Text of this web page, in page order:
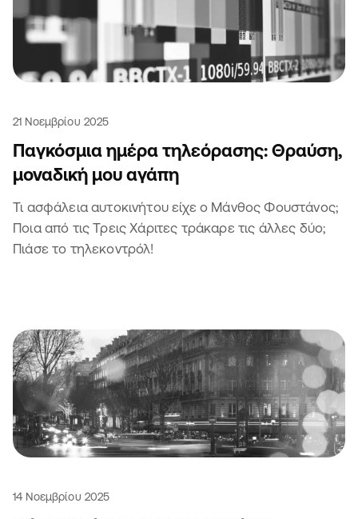
21 Νοεμβρίου 2025
Παγκόσμια ημέρα τηλεόρασης: Θραύση,
μοναδική μου αγάπη
Τι ασφάλεια αυτοκινήτου είχε ο Μάνθος Φουστάνος;
Ποια από τις Τρεις Χάριτες τράκαρε τις άλλες δύο;
Πιάσε το τηλεκοντρόλ!
14 Νοεμβρίου 2025